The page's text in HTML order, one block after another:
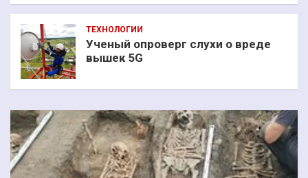
ТЕХНОЛОГИИ
Ученый опроверг слухи о вреде
вышек 5G